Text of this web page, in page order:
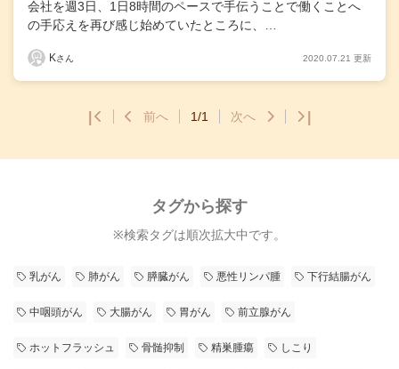
会社を週3日、1日8時間のペースで手伝うことで働くことへ
の手応えを再び感じ始めていたところに、…
Kさん 2020.07.21 更新
前へ 1/1 次へ
タグから探す
※検索タグは順次拡大中です。
乳がん 肺がん 膵臓がん 悪性リンパ腫 下行結腸がん
中咽頭がん 大腸がん 胃がん 前立腺がん
ホットフラッシュ 骨髄抑制 精巣腫瘍 しこり